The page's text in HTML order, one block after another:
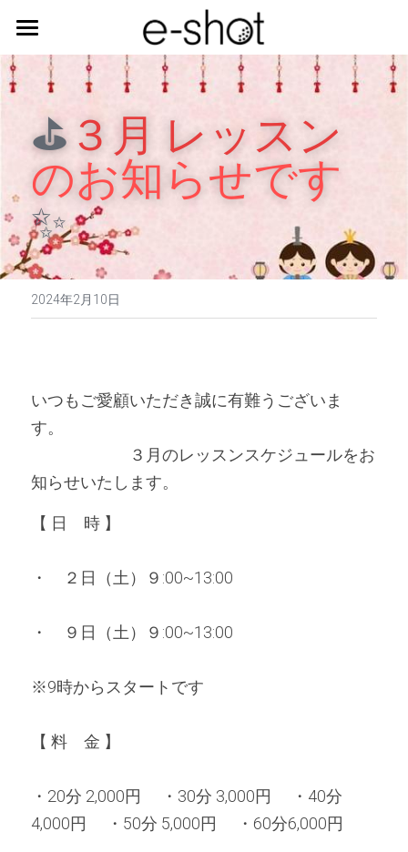
ご利用の流れ
予約
⛳３月 レッスン
のお知らせです
✨
2024年2月10日
いつもご愛顧いただき誠に有難うございま
す。
３月のレッスンスケジュールをお
知らせいたします。
【 日　時 】
・　２日（土）９:00~13:00
・　９日（土）９:00~13:00
※9時からスタートです
【 料　金 】
・20分 2,000円 　・30分 3,000円 　・40分
4,000円 　・50分 5,000円 　・60分6,000円